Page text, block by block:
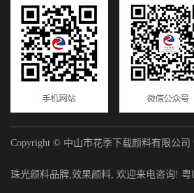
Copyright © 中山市花季下载颜料有限公司
珠光颜料品牌,效果颜料, 欢迎来电咨询! 粤